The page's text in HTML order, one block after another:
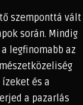
szemponttá vált
során. Mindig
legfinomabb az
és a
a pazarlás